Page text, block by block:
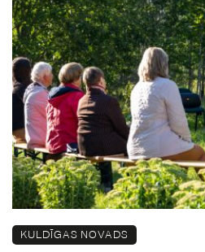
KULDĪGAS NOVADS